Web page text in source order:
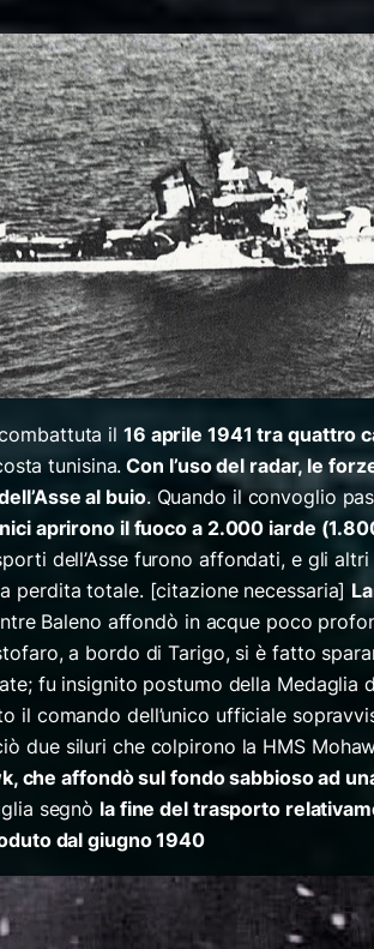
il 16 aprile 1941 tra quattro
tunisina. Con l’uso del radar, le
al buio. Quando il convoglio
aprirono il fuoco a 2.000 iarde
dell’Asse furono affondati, e gli
perdita totale. [citazione necessaria]
Baleno affondò in acque poco
a bordo di Tarigo, si è fatto
fu insignito postumo della Medaglia
il comando dell’unico ufficiale
due siluri che colpirono la HMS
che affondò sul fondo sabbioso ad
segnò la fine del trasporto
dal giugno 1940